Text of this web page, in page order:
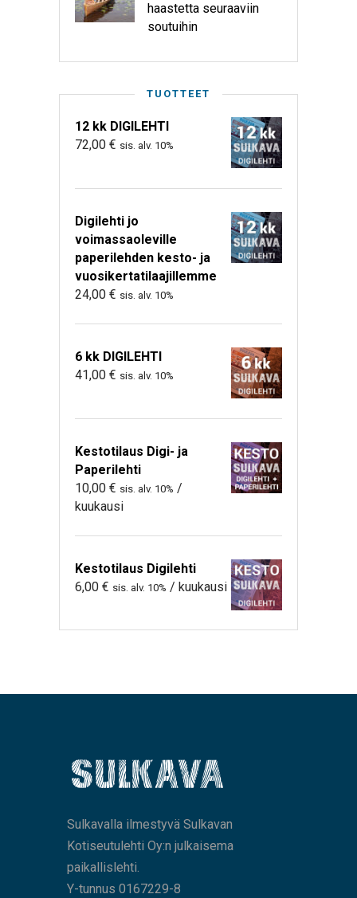
haastetta seuraaviin
soutuihin
TUOTTEET
12 kk DIGILEHTI
72,00 € sis. alv. 10%
Digilehti jo
voimassaoleville
paperilehden kesto- ja
vuosikertatilaajillemme
24,00 € sis. alv. 10%
6 kk DIGILEHTI
41,00 € sis. alv. 10%
Kestotilaus Digi- ja
Paperilehti
10,00 € sis. alv. 10% /
kuukausi
Kestotilaus Digilehti
6,00 € sis. alv. 10% / kuukausi
Sulkavalla ilmestyvä Sulkavan
Kotiseutulehti Oy:n julkaisema
paikallislehti.
Y-tunnus 0167229-8